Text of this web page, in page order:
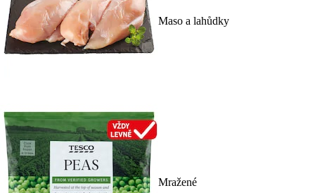
Maso a lahůdky
Mražené